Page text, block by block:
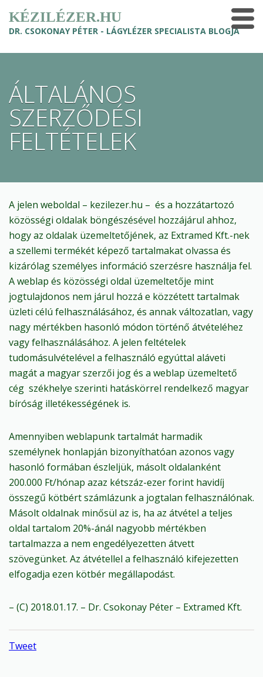
KÉZILÉZER.HU
DR. CSOKONAY PÉTER - LÁGYLÉZER SPECIALISTA BLOGJA
ÁLTALÁNOS
SZERZŐDÉSI
FELTÉTELEK
A jelen weboldal – kezilezer.hu – és a hozzátartozó
közösségi oldalak böngészésével hozzájárul ahhoz,
hogy az oldalak üzemeltetőjének, az Extramed Kft.-nek
a szellemi termékét képező tartalmakat olvassa és
kizárólag személyes információ szerzésre használja fel.
A weblap és közösségi oldal üzemeltetője mint
jogtulajdonos nem járul hozzá e közzétett tartalmak
üzleti célú felhasználásához, és annak változatlan, vagy
nagy mértékben hasonló módon történő átvételéhez
vagy felhasználásához. A jelen feltételek
tudomásulvételével a felhasználó egyúttal aláveti
magát a magyar szerzői jog és a weblap üzemeltető
cég székhelye szerinti hatáskörrel rendelkező magyar
bíróság illetékességének is.
Amennyiben weblapunk tartalmát harmadik
személynek honlapján bizonyíthatóan azonos vagy
hasonló formában észleljük, másolt oldalanként
200.000 Ft/hónap azaz kétszáz-ezer forint havidíj
összegű kötbért számlázunk a jogtalan felhasználónak.
Másolt oldalnak minősül az is, ha az átvétel a teljes
oldal tartalom 20%-ánál nagyobb mértékben
tartalmazza a nem engedélyezetten átvett
szövegünket. Az átvétellel a felhasználó kifejezetten
elfogadja ezen kötbér megállapodást.
– (C) 2018.01.17. – Dr. Csokonay Péter – Extramed Kft.
Tweet